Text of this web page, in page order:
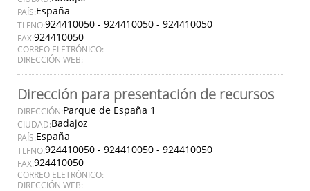
PAÍS:España
TLFNO:924410050 - 924410050 - 924410050
FAX:924410050
CORREO ELETRÓNICO:
DIRECCIÓN WEB:
Dirección para presentación de recursos
DIRECCIÓN:Parque de España 1
CIUDAD:Badajoz
PAÍS:España
TLFNO:924410050 - 924410050 - 924410050
FAX:924410050
CORREO ELETRÓNICO:
DIRECCIÓN WEB: